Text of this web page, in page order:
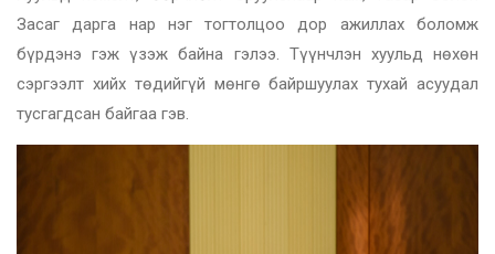
Засаг дарга нар нэг тогтолцоо дор ажиллах боломж
бүрдэнэ гэж үзэж байна гэлээ. Түүнчлэн хуульд нөхөн
сэргээлт хийх төдийгүй мөнгө байршуулах тухай асуудал
тусгагдсан байгаа гэв.